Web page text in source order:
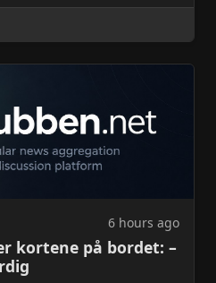
6 hours ago
kortene på bordet: –